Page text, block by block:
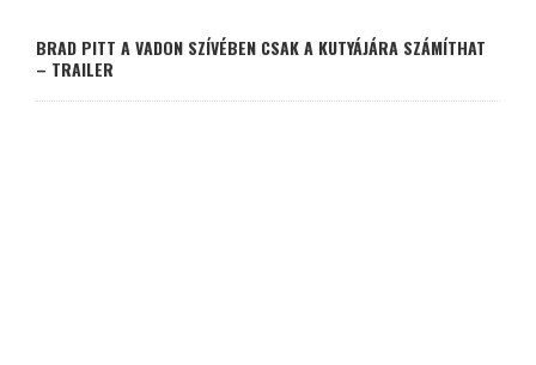
BRAD PITT A VADON SZÍVÉBEN CSAK A KUTYÁJÁRA SZÁMÍTHAT
– TRAILER